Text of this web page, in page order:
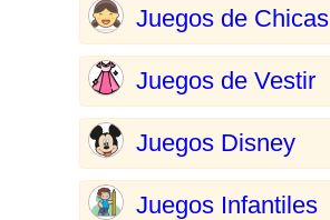
Juegos de Chicas
Juegos de Vestir
Juegos Disney
Juegos Infantiles